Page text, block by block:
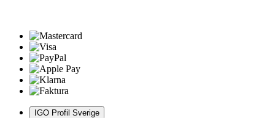
IGO Profil Sverige